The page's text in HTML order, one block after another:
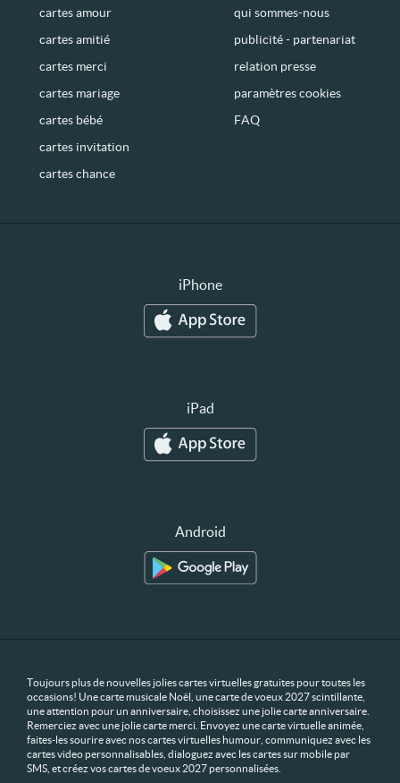
cartes amour
cartes amitié
cartes merci
cartes mariage
cartes bébé
cartes invitation
cartes chance
qui sommes-nous
publicité - partenariat
relation presse
paramètres cookies
FAQ
iPhone
iPad
Android
Toujours plus de nouvelles jolies cartes virtuelles gratuites pour toutes les
occasions! Une carte musicale Noël, une carte de voeux 2027 scintillante,
une attention pour un anniversaire, choisissez une jolie carte anniversaire.
Remerciez avec une jolie carte merci. Envoyez une carte virtuelle animée,
faites-les sourire avec nos cartes virtuelles humour, communiquez avec les
cartes video personnalisables, dialoguez avec les cartes sur mobile par
SMS, et créez vos cartes de voeux 2027 personnalisées.